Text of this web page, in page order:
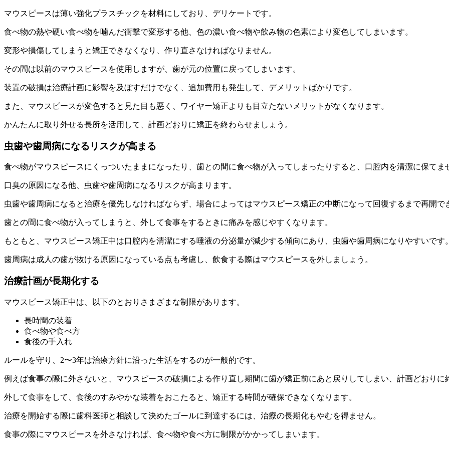
マウスピースは薄い強化プラスチックを材料にしており、デリケートです。
食べ物の熱や硬い食べ物を噛んだ衝撃で変形する他、色の濃い食べ物や飲み物の色素により変色してしまいます。
変形や損傷してしまうと矯正できなくなり、作り直さなければなりません。
その間は以前のマウスピースを使用しますが、歯が元の位置に戻ってしまいます。
装置の破損は治療計画に影響を及ぼすだけでなく、追加費用も発生して、デメリットばかりです。
また、マウスピースが変色すると見た目も悪く、ワイヤー矯正よりも目立たないメリットがなくなります。
かんたんに取り外せる長所を活用して、計画どおりに矯正を終わらせましょう。
虫歯や歯周病になるリスクが高まる
食べ物がマウスピースにくっついたままになったり、歯との間に食べ物が入ってしまったりすると、口腔内を清潔に保てま
口臭の原因になる他、虫歯や歯周病になるリスクが高まります。
虫歯や歯周病になると治療を優先しなければならず、場合によってはマウスピース矯正の中断になって回復するまで再開で
歯との間に食べ物が入ってしまうと、外して食事をするときに痛みを感じやすくなります。
もともと、マウスピース矯正中は口腔内を清潔にする唾液の分泌量が減少する傾向にあり、虫歯や歯周病になりやすいです。
歯周病は成人の歯が抜ける原因になっている点も考慮し、飲食する際はマウスピースを外しましょう。
治療計画が長期化する
マウスピース矯正中は、以下のとおりさまざまな制限があります。
長時間の装着
食べ物や食べ方
食後の手入れ
ルールを守り、2〜3年は治療方針に沿った生活をするのが一般的です。
例えば食事の際に外さないと、マウスピースの破損による作り直し期間に歯が矯正前にあと戻りしてしまい、計画どおりに
外して食事をして、食後のすみやかな装着をおこたると、矯正する時間が確保できなくなります。
治療を開始する際に歯科医師と相談して決めたゴールに到達するには、治療の長期化もやむを得ません。
食事の際にマウスピースを外さなければ、食べ物や食べ方に制限がかかってしまいます。